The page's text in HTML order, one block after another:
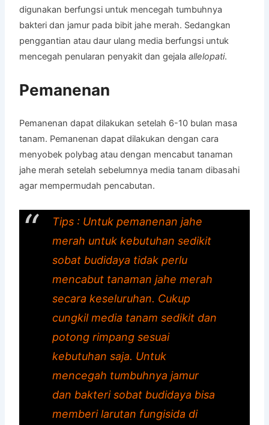
digunakan berfungsi untuk mencegah tumbuhnya
bakteri dan jamur pada bibit jahe merah. Sedangkan
penggantian atau daur ulang media berfungsi untuk
mencegah penularan penyakit dan gejalaallelopati.
Pemanenan
Pemanenan dapat dilakukan setelah 6-10 bulan masa
tanam. Pemanenan dapat dilakukan dengan cara
menyobek polybag atau dengan mencabut tanaman
jahe merah setelah sebelumnya media tanam dibasahi
agar mempermudah pencabutan.
Tips : Untuk pemanenan jahe
merah untuk kebutuhan sedikit
sobat budidaya tidak perlu
mencabut tanaman jahe merah
secara keseluruhan. Cukup
cungkil media tanam sedikit dan
potong rimpang sesuai
kebutuhan saja. Untuk
mencegah tumbuhnya jamur
dan bakteri sobat budidaya bisa
memberi larutan fungisida di